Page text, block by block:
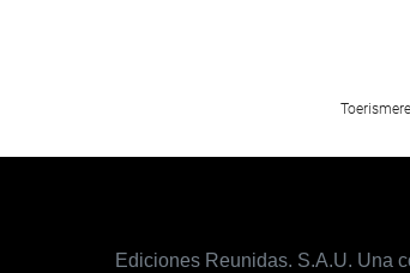
Ediciones Reunidas. S.A.U. Una